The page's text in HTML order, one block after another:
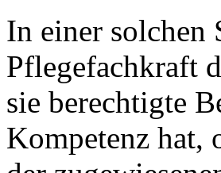
In einer solchen
Pflegefachkraft
sie berechtigte
Kompetenz hat,